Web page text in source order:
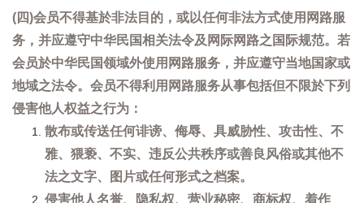
(四)会员不得基於非法目的，或以任何非法方式使用网路服
务，并应遵守中华民国相关法令及网际网路之国际规范。若
会员於中华民国领域外使用网路服务，并应遵守当地国家或
地域之法令。会员不得利用网路服务从事包括但不限於下列
侵害他人权益之行为：
散布或传送任何诽谤、侮辱、具威胁性、攻击性、不
雅、猥亵、不实、违反公共秩序或善良风俗或其他不
法之文字、图片或任何形式之档案。
侵害他人名誉、隐私权、营业秘密、商标权、着作